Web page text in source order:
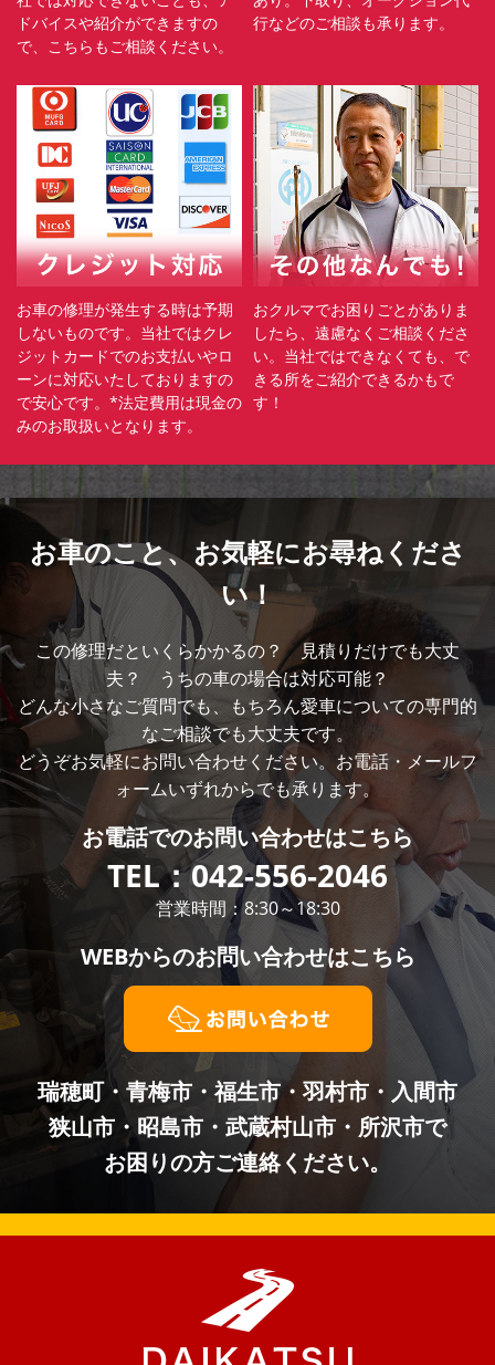
ドバイスや紹介ができますの
で、こちらもご相談ください。
行などのご相談も承ります。
お車の修理が発生する時は予期
しないものです。当社ではクレ
ジットカードでのお支払いやロ
ーンに対応いたしておりますの
で安心です。*法定費用は現金の
みのお取扱いとなります。
おクルマでお困りごとがありま
したら、遠慮なくご相談くださ
い。当社ではできなくても、で
きる所をご紹介できるかもで
す！
お車のこと、 お気軽にお尋ねくださ
い！
この修理だといくらかかるの？ 見積りだけでも大丈
夫？ うちの車の場合は対応可能？
どんな小さなご質問でも、もちろん愛車についての専門的
なご相談でも大丈夫です。
どうぞお気軽にお問い合わせください。お電話・メールフ
ォームいずれからでも承ります。
お電話でのお問い合わせはこちら
TEL：042-556-2046
営業時間：8:30～18:30
WEBからのお問い合わせはこちら
瑞穂町・青梅市・福生市・羽村市・入間市
狭山市・昭島市・武蔵村山市・所沢市で
お困りの方ご連絡ください。